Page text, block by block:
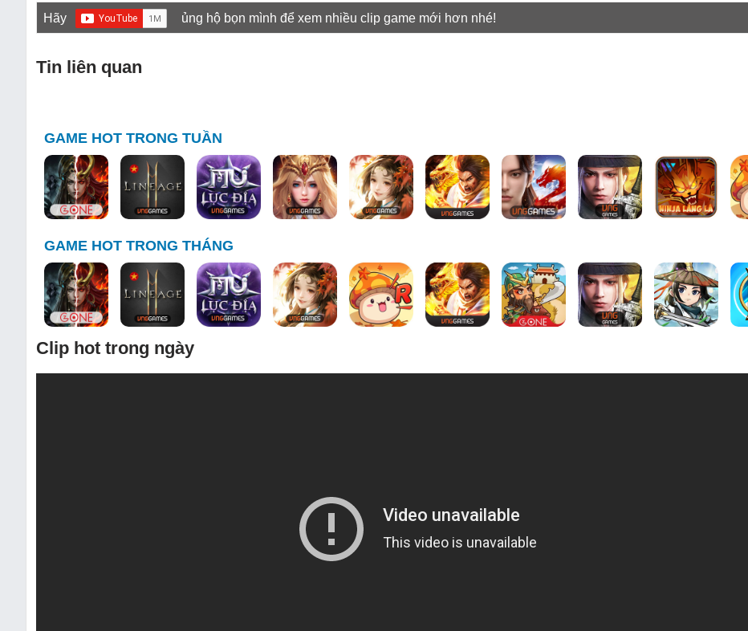
Hãy ủng hộ bọn mình để xem nhiều clip game mới hơn nhé!
Tin liên quan
GAME HOT TRONG TUẦN
GAME HOT TRONG THÁNG
Clip hot trong ngày